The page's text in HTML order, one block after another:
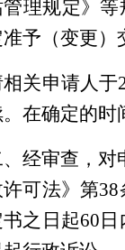
理规定》
予（变更）
关申请人于
在确定的时
经审查，对
可法》第
书之日起60